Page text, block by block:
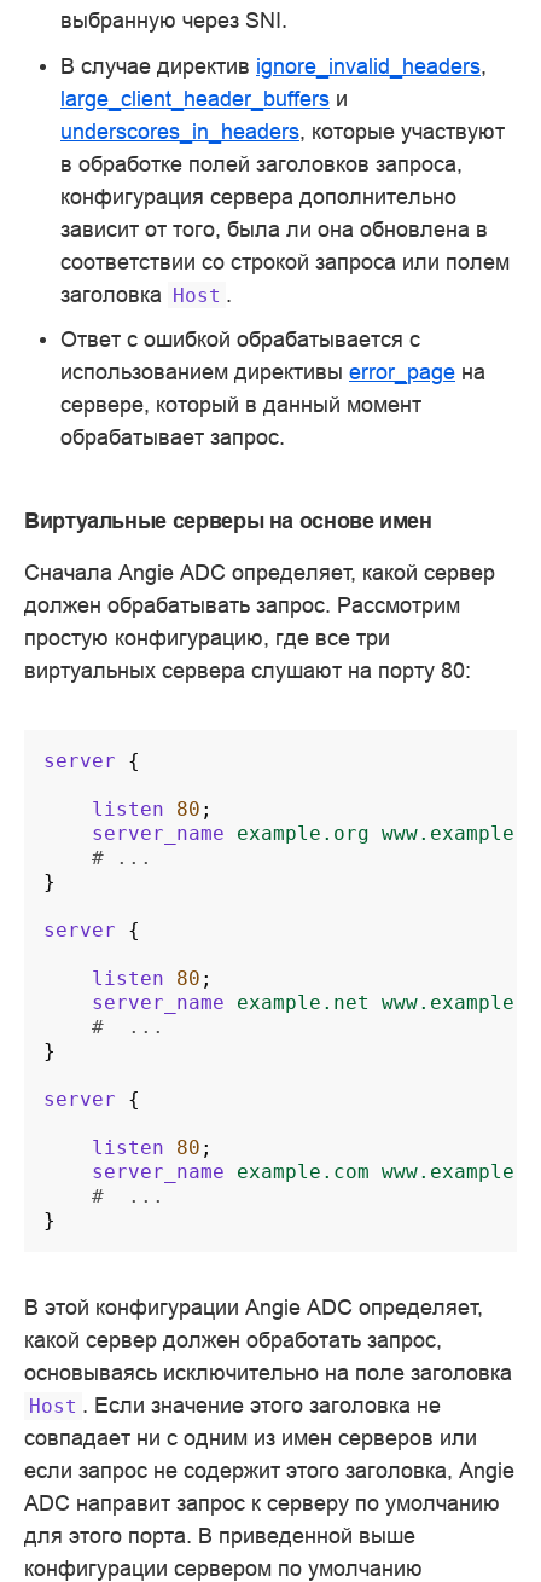
выбранную через SNI.
В случае директив ignore_invalid_headers,
large_client_header_buffers и
underscores_in_headers, которые участвуют
в обработке полей заголовков запроса,
конфигурация сервера дополнительно
зависит от того, была ли она обновлена в
соответствии со строкой запроса или полем
заголовка Host .
Ответ с ошибкой обрабатывается с
использованием директивы error_page на
сервере, который в данный момент
обрабатывает запрос.
Виртуальные серверы на основе имен
Сначала Angie ADC определяет, какой сервер
должен обрабатывать запрос. Рассмотрим
простую конфигурацию, где все три
виртуальных сервера слушают на порту 80:
server {
listen 80 ;
server_name
example.org
# ...
}
server {
listen 80 ;
server_name
example.net
#  ...
}
server {
listen 80 ;
server_name
example.com
#  ...
}
В этой конфигурации Angie ADC определяет,
какой сервер должен обработать запрос,
основываясь исключительно на поле заголовка
Host . Если значение этого заголовка не
совпадает ни с одним из имен серверов или
если запрос не содержит этого заголовка, Angie
ADC направит запрос к серверу по умолчанию
для этого порта. В приведенной выше
конфигурации сервером по умолчанию